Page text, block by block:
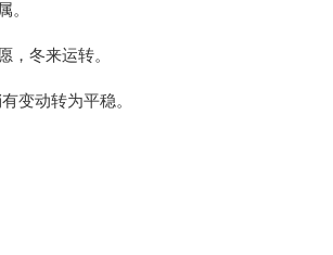
。
，冬来运转。
变动转为平稳。